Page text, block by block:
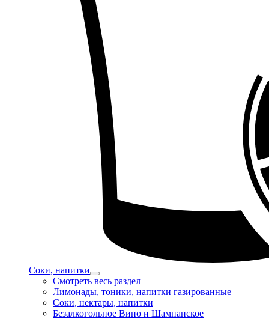
Соки, напитки
Смотреть весь раздел
Лимонады, тоники, напитки газированные
Соки, нектары, напитки
Безалкогольное Вино и Шампанское